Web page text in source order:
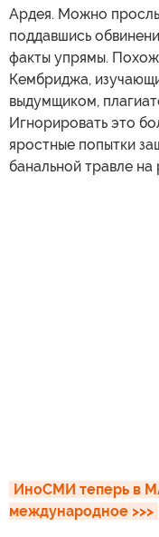
Ардея. Можно
поддавшись
факты упрямы.
Кембриджа,
выдумщиком,
Игнорировать это
яростные попытки
банальной травле на
ИноСМИ теперь в
международное >>>